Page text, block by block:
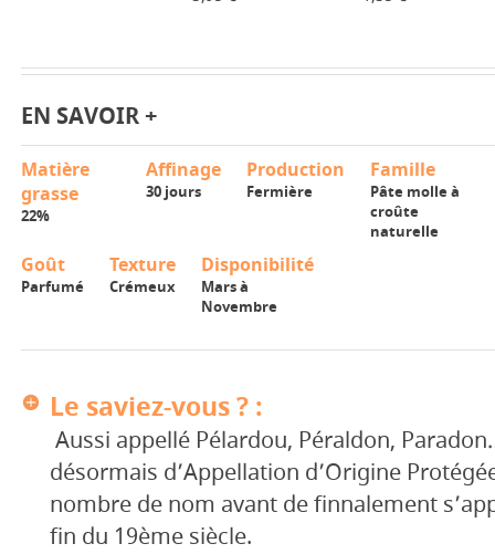
EN SAVOIR +
Matière
grasse
22%
Affinage
30 jours
Production
Fermière
Famille
Pâte molle à
croûte
naturelle
Goût
Parfumé
Texture
Crémeux
Disponibilité
Mars à
Novembre
Le saviez-vous ? :
Aussi appellé Pélardou, Péraldon,
désormais d’Appellation d’Origine
nombre de nom avant de finnalement
fin du 19ème siècle.